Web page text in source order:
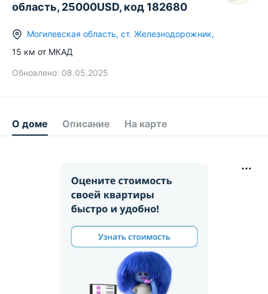
область, 25000USD, код 182680
Могилевская область, ст. Железнодорожник,
15 км от МКАД
Обновлено: 08.05.2025
О доме Описание На карте